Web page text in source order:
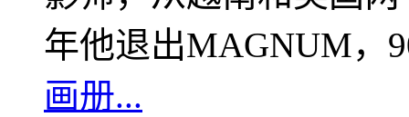
年他退出MAGNUM，
画册...